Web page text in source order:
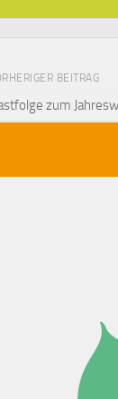
BEITRAG
zum